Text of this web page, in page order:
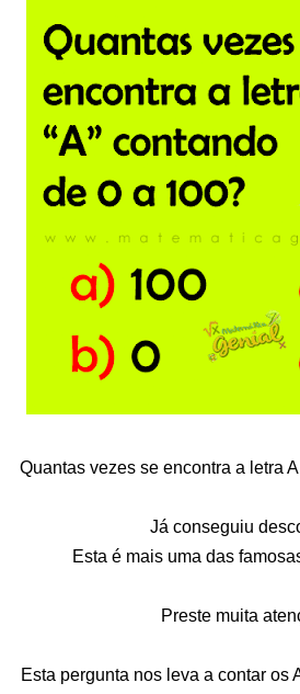
Quantas vezes se encontra a letra
Já conseguiu
Esta é mais uma das
Preste muita
Esta pergunta nos leva a contar os